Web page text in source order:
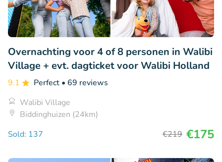
Overnachting voor 4 of 8 personen in Walibi
Village + evt. dagticket voor Walibi Holland
9.1 Perfect • 69 reviews
Walibi Village
Biddinghuizen (24km)
Sold: 137
€219 €175